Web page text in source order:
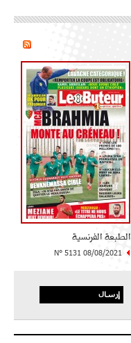
الطبعة الفرنسية
N° 5131 08/08/2021
إرسال